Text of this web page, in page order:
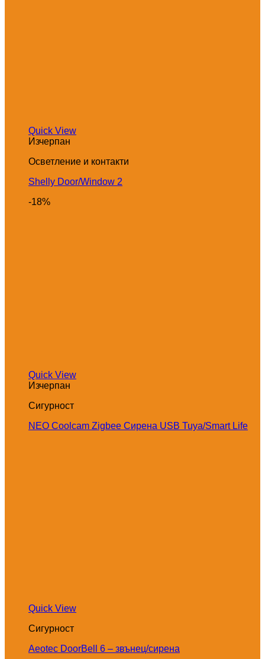
Quick View
Изчерпан
Осветление и контакти
Shelly Door/Window 2
-18%
Quick View
Изчерпан
Сигурност
NEO Coolcam Zigbee Сирена USB Tuya/Smart Life
Quick View
Сигурност
Aeotec DoorBell 6 – звънец/сирена